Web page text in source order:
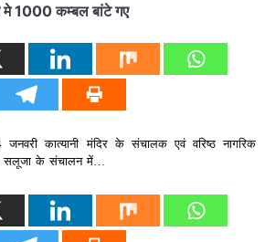
1000 कम्बल बांटे गए
कात्यानी मंदिर के संचालक एवं वरिष्ठ नागरिक
सलूजा के संचालन में…